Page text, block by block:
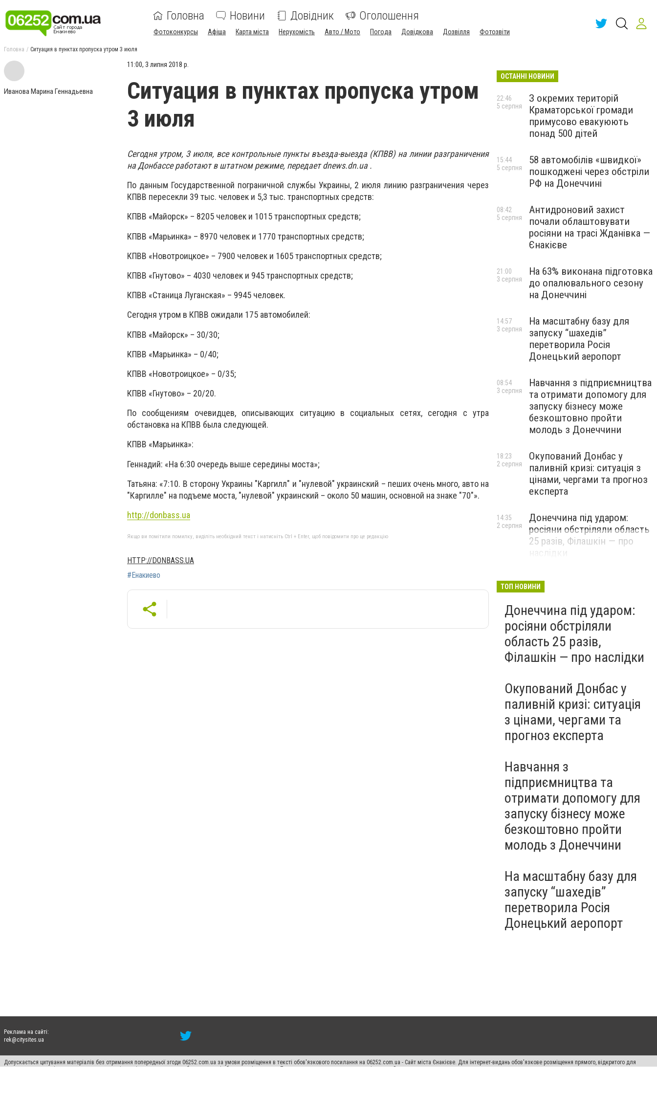
Головна Новини Довідник Оголошення
Фотоконкурсы Афіша Карта міста Нерухомість Авто / Мото Погода Довідкова Дозвілля Фотозвіти
Головна Ситуация в пунктах пропуска утром 3 июля
Иванова Марина Геннадьевна
11:00, 3 липня 2018 р.
Ситуация в пунктах пропуска утром
3 июля
Сегодня утром, 3 июля, все контрольные пункты въезда-выезда (КПВВ) на линии разграничения
на Донбассе работают в штатном режиме, передает dnews.dn.ua .
По данным Государственной пограничной службы Украины, 2 июля линию разграничения через
КПВВ пересекли 39 тыс. человек и 5,3 тыс. транспортных средств:
КПВВ «Майорск» – 8205 человек и 1015 транспортных средств;
КПВВ «Марьинка» – 8970 человек и 1770 транспортных средств;
КПВВ «Новотроицкое» – 7900 человек и 1605 транспортных средств;
КПВВ «Гнутово» – 4030 человек и 945 транспортных средств;
КПВВ «Станица Луганская» – 9945 человек.
Сегодня утром в КПВВ ожидали 175 автомобилей:
КПВВ «Майорск» – 30/30;
КПВВ «Марьинка» – 0/40;
КПВВ «Новотроицкое» – 0/35;
КПВВ «Гнутово» – 20/20.
По сообщениям очевидцев, описывающих ситуацию в социальных сетях, сегодня с утра
обстановка на КПВВ была следующей.
КПВВ «Марьинка»:
Геннадий: «На 6:30 очередь выше середины моста»;
Татьяна: «7:10. В сторону Украины "Каргилл" и "нулевой" украинский – пеших очень много, авто на
"Каргилле" на подъеме моста, "нулевой" украинский – около 50 машин, основной на знаке "70"».
http://donbass.ua
Якщо ви помітили помилку, виділіть необхідний текст і натисніть Ctrl + Enter, щоб повідомити про це редакцію
HTTP://DONBASS.UA
#Енакиево
ОСТАННІ НОВИНИ
З окремих територій
Краматорської громади
примусово евакуюють
понад 500 дітей
22:46
5 серпня
58 автомобілів «швидкої»
пошкоджені через обстріли
РФ на Донеччині
15:44
5 серпня
Антидроновий захист
почали облаштовувати
росіяни на трасі Жданівка —
Єнакієве
08:42
5 серпня
На 63% виконана підготовка
до опалювального сезону
на Донеччині
21:00
3 серпня
На масштабну базу для
запуску “шахедів”
перетворила Росія
Донецький аеропорт
14:57
3 серпня
Навчання з підприємництва
та отримати допомогу для
запуску бізнесу може
безкоштовно пройти
молодь з Донеччини
08:54
3 серпня
Окупований Донбас у
паливній кризі: ситуація з
цінами, чергами та прогноз
експерта
18:23
2 серпня
Донеччина під ударом:
росіяни обстріляли область
25 разів, Філашкін — про
14:35
2 серпня
ТОП НОВИНИ
Донеччина під ударом:
росіяни обстріляли
область 25 разів,
Філашкін — про наслідки
Окупований Донбас у
паливній кризі: ситуація
з цінами, чергами та
прогноз експерта
Навчання з
підприємництва та
отримати допомогу для
запуску бізнесу може
безкоштовно пройти
молодь з Донеччини
На масштабну базу для
запуску “шахедів”
перетворила Росія
Донецький аеропорт
Реклама на сайті:
rek@citysites.ua
Допускається цитування матеріалів без отримання попередньої згоди 06252.com.ua за умови розміщення в тексті обов'язкового посилання на 06252.com.ua - Сайт міста Єнакієве. Для інтернет-видань обов'язкове розміщення прямого, відкритого для
пошукових систем гіперпосилання на цитовані статті не нижче другого абзацу в тексті або в якості джерела. Порушення виняткових прав переслідується Законом.